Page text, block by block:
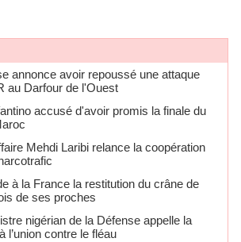
annonce avoir repoussé une attaque
au Darfour de l'Ouest
accusé d'avoir promis la finale du
Mehdi Laribi relance la coopération
à la France la restitution du crâne de
de ses proches
nigérian de la Défense appelle la
l’union contre le fléau